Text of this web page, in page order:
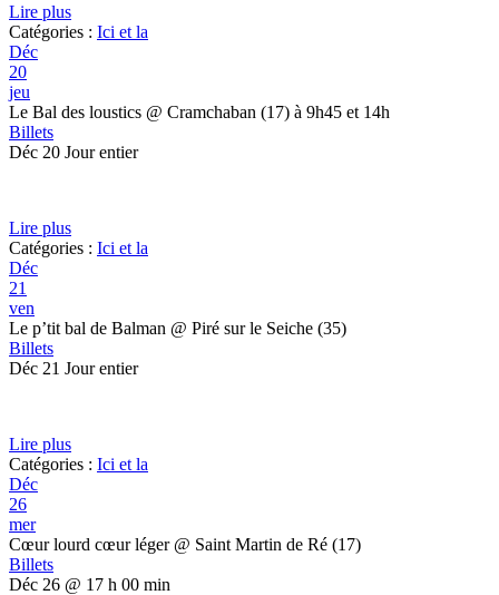
Lire plus
Catégories : Ici et la
Déc
20
jeu
Le Bal des loustics @ Cramchaban (17) à 9h45 et 14h
Billets
Déc 20 Jour entier
Lire plus
Catégories : Ici et la
Déc
21
ven
Le p’tit bal de Balman @ Piré sur le Seiche (35)
Billets
Déc 21 Jour entier
Lire plus
Catégories : Ici et la
Déc
26
mer
Cœur lourd cœur léger @ Saint Martin de Ré (17)
Billets
Déc 26 @ 17 h 00 min